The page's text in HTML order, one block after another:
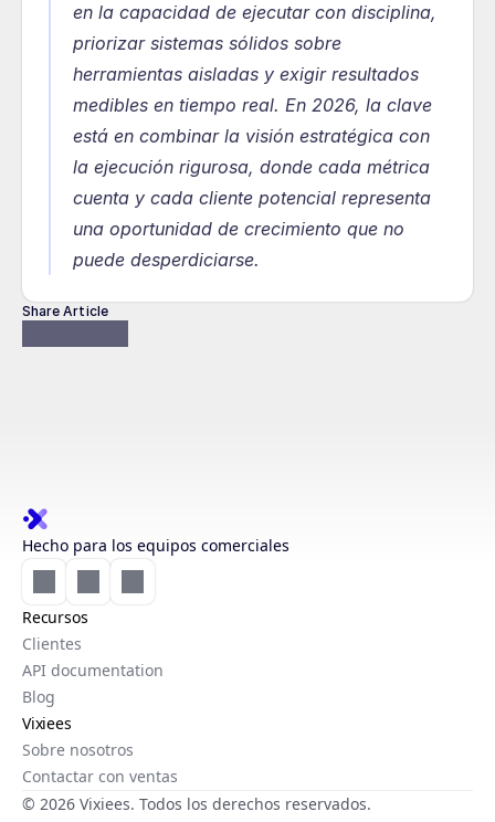
en la capacidad de ejecutar con disciplina,
priorizar sistemas sólidos sobre
herramientas aisladas y exigir resultados
medibles en tiempo real. En 2026, la clave
está en combinar la visión estratégica con
la ejecución rigurosa, donde cada métrica
cuenta y cada cliente potencial representa
una oportunidad de crecimiento que no
puede desperdiciarse.
Share Article
Hecho para los equipos comerciales
Recursos
Clientes
API documentation
Blog
Vixiees
Sobre nosotros
Contactar con ventas
© 2026 Vixiees. Todos los derechos reservados.